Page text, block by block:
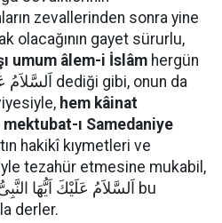
zevallerinden sonra yine
olacağının gayet sürurlu,
umum âlem-i İslâm hergün
hem kâinat
ı Samedaniye
hakikî kıymetleri ve
tezahür etmesine mukabil,
derler.